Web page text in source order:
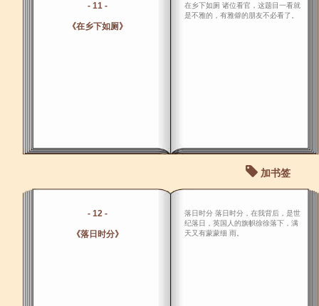
- 11 -
《在乡下如厕》
在乡下如厕 诸位看官，这题目一看就
是不雅的，有雅僻的朋友不必看了。
加书签
- 12 -
《落日时分》
落日时分 落日时分，在我背后，是世
纪落日，英国人的旗帜徐徐落下，满
天又有蒙蒙细 雨。